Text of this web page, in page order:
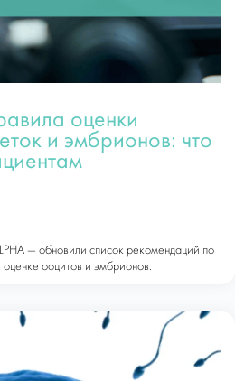
оценки
и эмбрионов: что
— обновили список рекомендаций по
ооцитов и эмбрионов.